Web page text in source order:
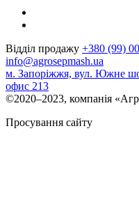
Відділ продажу +380 (99)
info@agrosepmash.ua
м. Запоріжжя, вул. Южне
офис 213
©2020–2023, компанія
Просування сайту